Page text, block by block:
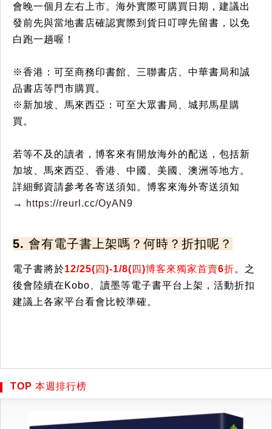
會晚一個月左右上市。海外實際可購買日期，建議出
發前先與當地書店確認實際到貨日叮嚀先留書，以免
白跑一趟喔！
※香港：可至商務印書館、三聯書店、中華書局和誠
品書店等門市購買。
※新加坡、馬來西亞：可至大眾書局、城邦馬星購
買。
若等不及的讀者，博客來有開放海外的配送，包括新
加坡、馬來西亞、香港、中國、美國、澳洲等地方。
詳細郵資請參考各寄送須知。博客來海外寄送須知
→
https://reurl.cc/OyAN9
5. 會有電子書上架嗎？何時？折扣呢？
電子書將於12/25(四)-1/8(四)博客來獨家首賣6折。 之
後會陸續在Kobo、讀墨等電子書平台上架，活動折扣
建議上各家平台看會比較準確。
TOP 本週排行榜